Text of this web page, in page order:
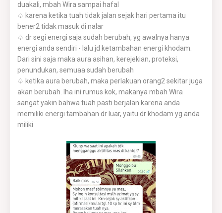
duakali, mbah Wira sampai hafal
♤ karena ketika tuah tidak jalan sejak hari pertama itu
bener2 tidak masuk di nalar
♤ dr segi energi saja sudah berubah, yg awalnya hanya
energi anda sendiri - lalu jd ketambahan energi khodam.
Dari sini saja maka aura asihan, kerejekian, proteksi,
penundukan, semuaa sudah berubah
♤ ketika aura berubah, maka perlakuan orang2 sekitar juga
akan berubah. lha ini rumus kok, makanya mbah Wira
sangat yakin bahwa tuah pasti berjalan karena anda
memiliki energi tambahan dr luar, yaitu dr khodam yg anda
miliki